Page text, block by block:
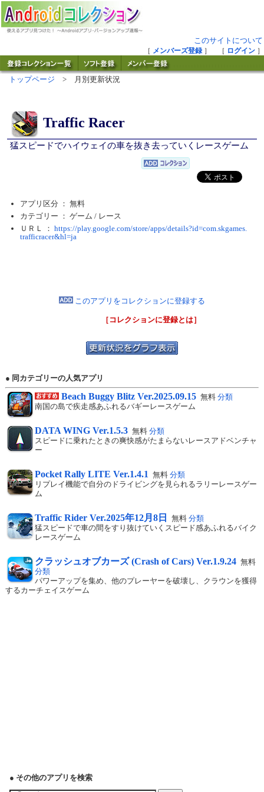
このサイトについて
［ メンバーズ登録］ ［ ログイン ］
トップページ > 月別更新状況
Traffic Racer
猛スピードでハイウェイの車を抜き去っていくレースゲーム
アプリ区分 ： 無料
カテゴリー ： ゲーム / レース
ＵＲＬ ： https://play.google.com/store/apps/details?id=com.skgames.
trafficracer&hl=ja
このアプリをコレクションに登録する
［コレクションに登録とは］
● 同カテゴリーの人気アプリ
Beach Buggy Blitz Ver.2025.09.15 無料 分類
南国の島で疾走感あふれるバギーレースゲーム
DATA WING Ver.1.5.3 無料 分類
スピードに乗れたときの爽快感がたまらないレースアドベンチャ
ー
Pocket Rally LITE Ver.1.4.1 無料 分類
リプレイ機能で自分のドライビングを見られるラリーレースゲー
ム
Traffic Rider Ver.2025年12月8日 無料 分類
猛スピードで車の間をすり抜けていくスピード感あふれるバイク
レースゲーム
クラッシュオブカーズ (Crash of Cars) Ver.1.9.24 無料
分類
パワーアップを集め、他のプレーヤーを破壊し、クラウンを獲得
するカーチェイスゲーム
● その他のアプリを検索